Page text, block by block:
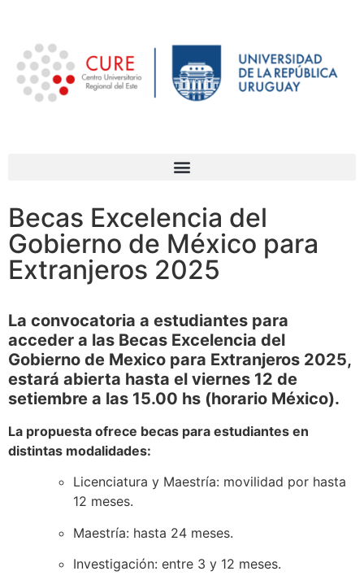
Becas Excelencia del
Gobierno de México para
Extranjeros 2025
La convocatoria a estudiantes para
acceder a las Becas Excelencia del
Gobierno de Mexico para Extranjeros 2025,
estará abierta hasta el viernes 12 de
setiembre a las 15.00 hs (horario México).
La propuesta ofrece becas para estudiantes en
distintas modalidades:
Licenciatura y Maestría: movilidad por hasta
12 meses.
Maestría: hasta 24 meses.
Investigación: entre 3 y 12 meses.